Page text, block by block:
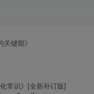
关键期》
常识》[全新补订版]